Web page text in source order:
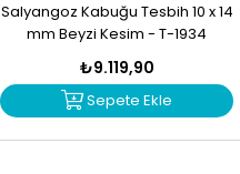
Salyangoz Kabuğu Tesbih 10 x 14
mm Beyzi Kesim - T-1934
₺9.119,90
Sepete Ekle